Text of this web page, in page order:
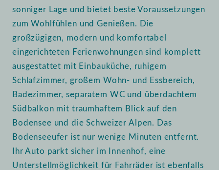
sonniger Lage und bietet beste Voraussetzungen
zum Wohlfühlen und Genießen. Die
großzügigen, modern und komfortabel
eingerichteten Ferienwohnungen sind komplett
ausgestattet mit Einbauküche, ruhigem
Schlafzimmer, großem Wohn- und Essbereich,
Badezimmer, separatem WC und überdachtem
Südbalkon mit traumhaftem Blick auf den
Bodensee und die Schweizer Alpen. Das
Bodenseeufer ist nur wenige Minuten entfernt.
Ihr Auto parkt sicher im Innenhof, eine
Unterstellmöglichkeit für Fahrräder ist ebenfalls